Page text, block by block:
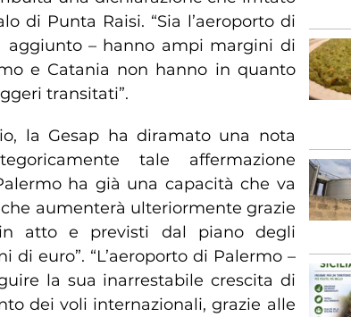
di Punta Raisi. “Sia l’aeroporto di
aggiunto – hanno ampi margini di
e Catania non hanno in quanto
transitati”.
la Gesap ha diramato una nota
tale affermazione
ha già una capacità che va
aumenterà ulteriormente grazie
atto e previsti dal piano degli
euro”. “L’aeroporto di Palermo –
la sua inarrestabile crescita di
dei voli internazionali, grazie alle